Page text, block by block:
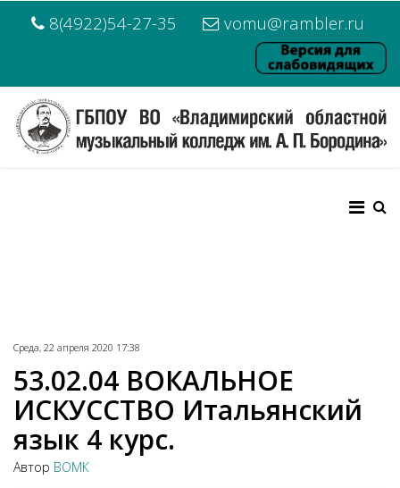
8(4922)54-27-35 vomu@rambler.ru
Среда, 22 апреля 2020 17:38
53.02.04 ВОКАЛЬНОЕ
ИСКУССТВО Итальянский
язык 4 курс.
Автор ВОМК